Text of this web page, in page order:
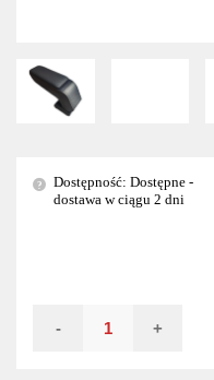
?
Dostępność: Dostępne -
dostawa w ciągu 2 dni
- +